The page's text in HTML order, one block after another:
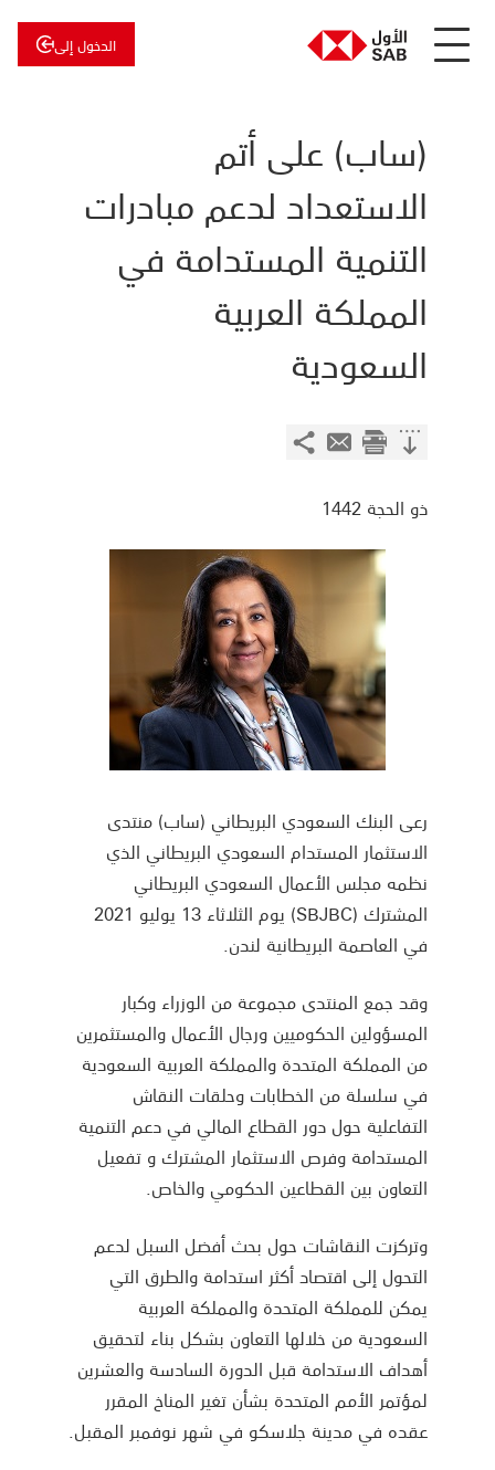
الدخول إلى
للاستثمار
(ساب) على أتم
الاستعداد لدعم مبادرات
التنمية المستدامة في
المملكة العربية
السعودية
ذو الحجة 1442
رعى البنك السعودي البريطاني (ساب) منتدى
الاستثمار المستدام السعودي البريطاني الذي
نظمه مجلس الأعمال السعودي البريطاني
المشترك (SBJBC) يوم الثلاثاء 13 يوليو 2021
في العاصمة البريطانية لندن.
وقد جمع المنتدى مجموعة من الوزراء وكبار
المسؤولين الحكوميين ورجال الأعمال والمستثمرين
من المملكة المتحدة والمملكة العربية السعودية
في سلسلة من الخطابات وحلقات النقاش
التفاعلية حول دور القطاع المالي في دعم التنمية
المستدامة وفرص الاستثمار المشترك و تفعيل
التعاون بين القطاعين الحكومي والخاص.
وتركزت النقاشات حول بحث أفضل السبل لدعم
التحول إلى اقتصاد أكثر استدامة والطرق التي
يمكن للمملكة المتحدة والمملكة العربية
السعودية من خلالها التعاون بشكل بناء لتحقيق
أهداف الاستدامة قبل الدورة السادسة والعشرين
لمؤتمر الأمم المتحدة بشأن تغير المناخ المقرر
عقده في مدينة جلاسكو في شهر نوفمبر المقبل.